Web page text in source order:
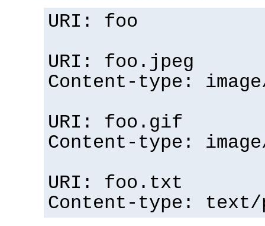
URI: foo
URI: foo.jpeg
Content-type:
URI: foo.gif
Content-type:
URI: foo.txt
Content-type: